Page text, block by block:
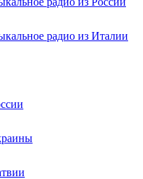
радио из Италии